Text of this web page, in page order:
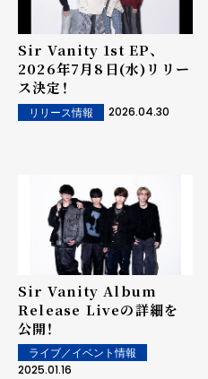
Sir Vanity 1st EP、
2026年7月8日(水)リリー
ス決定！
リリース情報 2026.04.30
Sir Vanity Album
Release Liveの詳細を
公開！
ライブ／イベント情報
2025.01.16